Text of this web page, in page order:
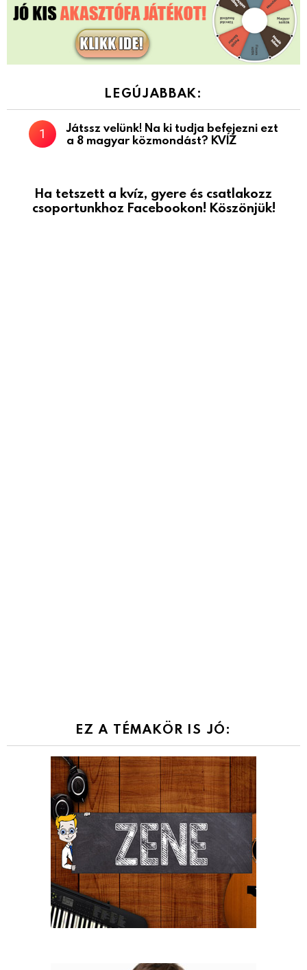
LEGÚJABBAK:
Játssz velünk! Na ki tudja befejezni ezt
a 8 magyar közmondást? KVÍZ
Ha tetszett a kvíz, gyere és csatlakozz
csoportunkhoz Facebookon! Köszönjük!
EZ A TÉMAKÖR IS JÓ: